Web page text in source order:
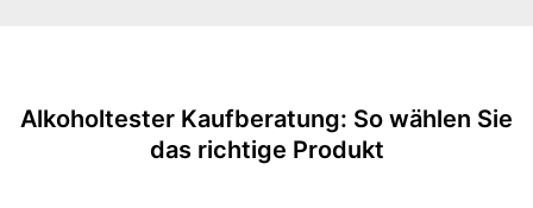
Vorteile
beleuchtbar
Batterien sind nicht enthalten
Alkoholtester Kaufberatung: So wählen Sie
das richtige Produkt